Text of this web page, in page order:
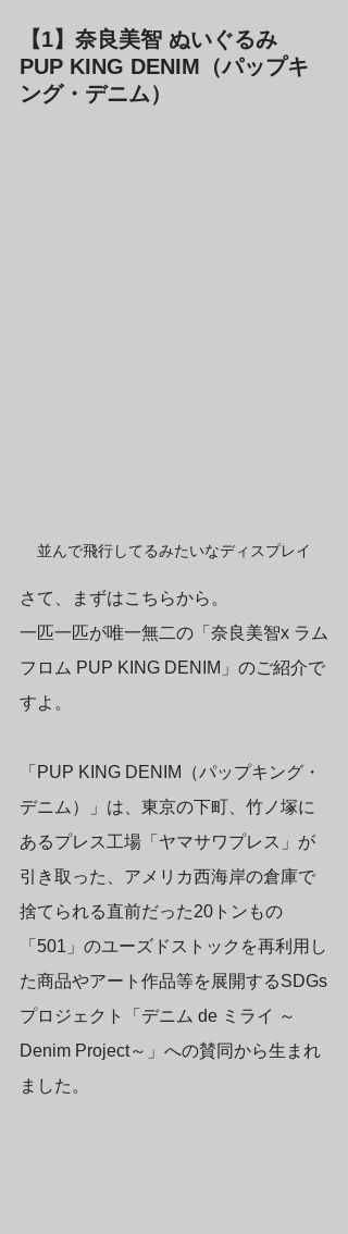
【1】奈良美智 ぬいぐるみ
PUP KING DENIM（パップキ
ング・デニム）
並んで飛行してるみたいなディスプレイ
さて、まずはこちらから。
一匹一匹が唯一無二の「奈良美智x ラム
フロム PUP KING DENIM」のご紹介で
すよ。
「PUP KING DENIM（パップキング・
デニム）」は、東京の下町、竹ノ塚に
あるプレス工場「ヤマサワプレス」が
引き取った、アメリカ西海岸の倉庫で
捨てられる直前だった20トンもの
「501」のユーズドストックを再利用し
た商品やアート作品等を展開するSDGs
プロジェクト「デニム de ミライ ～
Denim Project～」への賛同から生まれ
ました。